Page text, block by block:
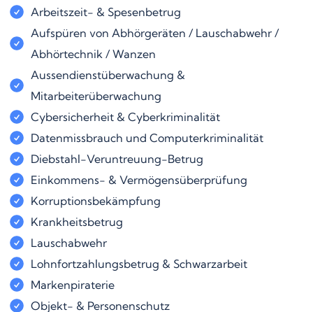
Arbeitszeit- & Spesenbetrug
Aufspüren von Abhörgeräten / Lauschabwehr /
Abhörtechnik / Wanzen
Aussendienstüberwachung &
Mitarbeiterüberwachung
Cybersicherheit & Cyberkriminalität
Datenmissbrauch und Computerkriminalität
Diebstahl-Veruntreuung-Betrug
Einkommens- & Vermögensüberprüfung
Korruptionsbekämpfung
Krankheitsbetrug
Lauschabwehr
Lohnfortzahlungsbetrug & Schwarzarbeit
Markenpiraterie
Objekt- & Personenschutz